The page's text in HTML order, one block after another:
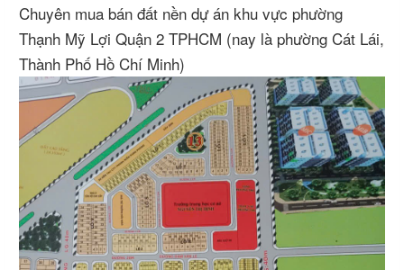
Chuyên mua bán đất nền dự án khu vực phường
Thạnh Mỹ Lợi Quận 2 TPHCM (nay là phường Cát Lái,
Thành Phố Hồ Chí Minh)